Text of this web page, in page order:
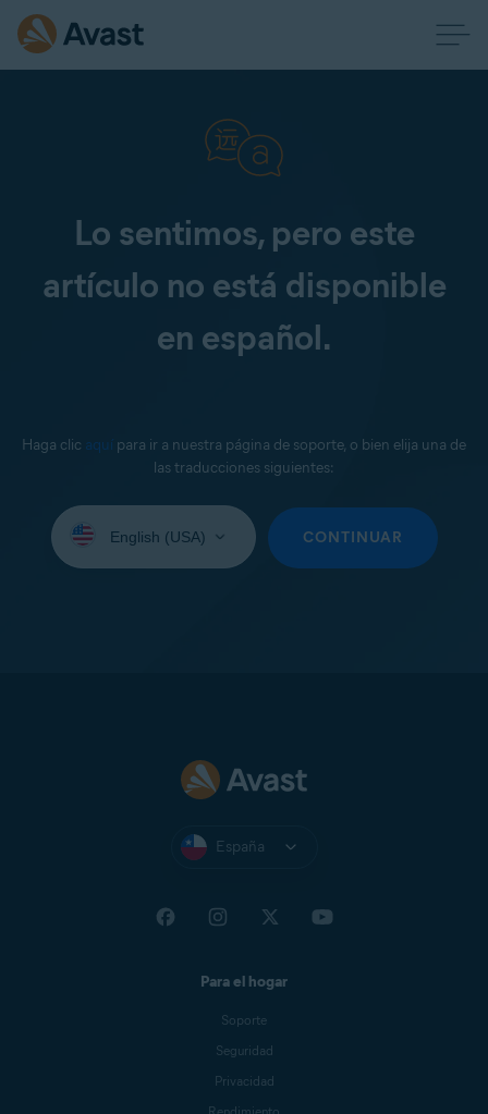
Lo sentimos, pero este
artículo no está disponible
en español.
Haga clic aquí para ir a nuestra página de soporte, o bien elija una de
las traducciones siguientes:
su
CONTINUAR
España
Para el hogar
Soporte
Seguridad
Privacidad